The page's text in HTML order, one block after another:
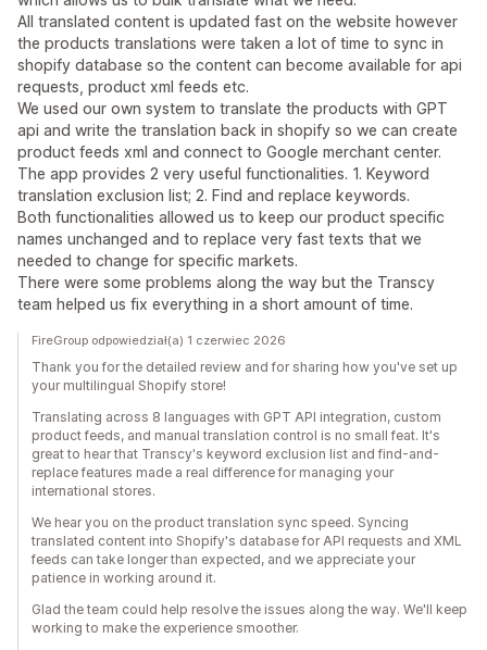
All translated content is updated fast on the website however
the products translations were taken a lot of time to sync in
shopify database so the content can become available for api
requests, product xml feeds etc.
We used our own system to translate the products with GPT
api and write the translation back in shopify so we can create
product feeds xml and connect to Google merchant center.
The app provides 2 very useful functionalities. 1. Keyword
translation exclusion list; 2. Find and replace keywords.
Both functionalities allowed us to keep our product specific
names unchanged and to replace very fast texts that we
needed to change for specific markets.
There were some problems along the way but the Transcy
team helped us fix everything in a short amount of time.
FireGroup odpowiedział(a) 1 czerwiec 2026
Thank you for the detailed review and for sharing how you've set up
your multilingual Shopify store!
Translating across 8 languages with GPT API integration, custom
product feeds, and manual translation control is no small feat. It's
great to hear that Transcy's keyword exclusion list and find-and-
replace features made a real difference for managing your
international stores.
We hear you on the product translation sync speed. Syncing
translated content into Shopify's database for API requests and XML
feeds can take longer than expected, and we appreciate your
patience in working around it.
Glad the team could help resolve the issues along the way. We'll keep
working to make the experience smoother.